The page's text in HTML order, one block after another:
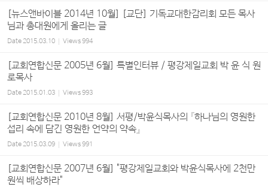
[뉴스앤바이블 2014년 10월] [교단] 기독교대한감리회 모든 목사
님과 총대원에게 올리는 글
Date2015.03.10 Views994
[교회연합신문 2005년 6월] 특별인터뷰 / 평강제일교회 박 윤 식 원
로목사
Date2015.01.03 Views993
[교회연합신문 2010년 8월] 서평/박윤식목사의 『하나님의 영원한
섭리 속에 담긴 영원한 언약의 약속』
Date2015.03.09 Views991
[교회연합신문 2007년 6월] "평강제일교회와 박윤식목사에 2천만
원씩 배상하라"